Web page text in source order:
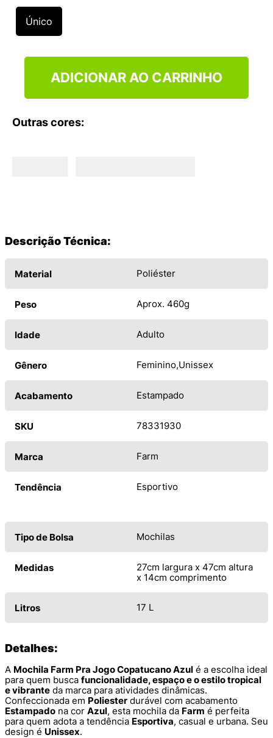
Único
ADICIONAR AO CARRINHO
Outras cores:
Descrição Técnica:
Material Poliéster
Peso Aprox. 460g
Idade Adulto
Gênero Feminino Unissex
Acabamento Estampado
SKU 78331930
Marca Farm
Tendência Esportivo
Tipo de Bolsa Mochilas
Medidas
27cm largura x 47cm altura
x 14cm comprimento
Litros 17 L
Detalhes:
A Mochila Farm Pra Jogo Copatucano Azul é a escolha ideal
para quem busca funcionalidade, espaço e o estilo tropical
e vibrante da marca para atividades dinâmicas.
Confeccionada em Poliester durável com acabamento
Estampado na cor Azul, esta mochila da Farm é perfeita
para quem adota a tendência Esportiva, casual e urbana. Seu
design é Unissex.
9º
VANS TÊNIS VANS ULTRARANGE
10º NEW BALANCE 204L